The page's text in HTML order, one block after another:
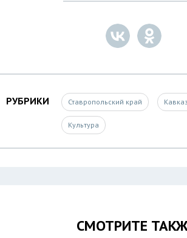
РУБРИКИ Ставропольский край
Культура
СМОТРИТЕ